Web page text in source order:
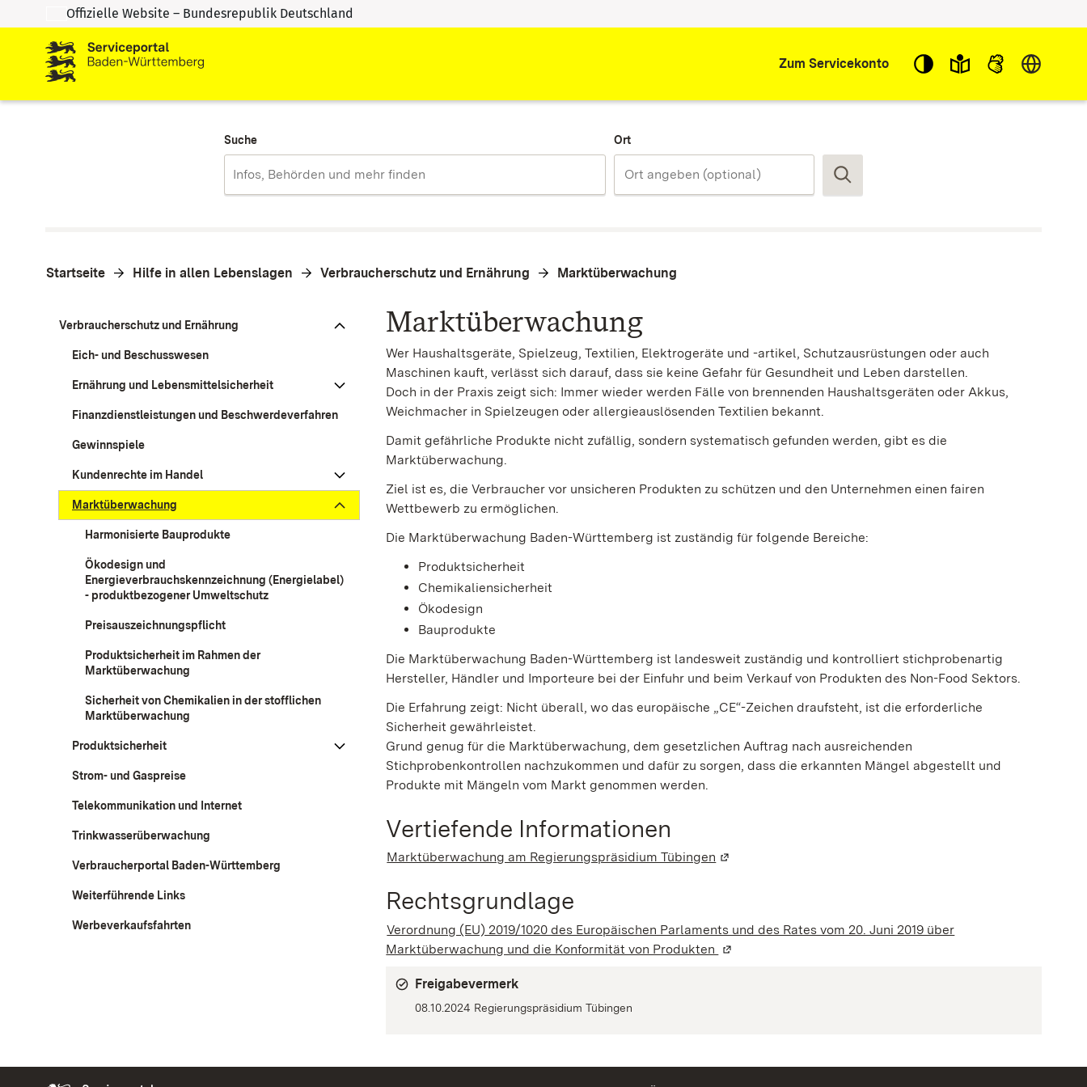
Zum Inhalt springen
Zur Suche springen
Offizielle Website – Bundesrepublik Deutschland
Zum Servicekonto Sprache
Suche Ort
Suchen
Startseite Hilfe in allen Lebenslagen Verbraucherschutz und Ernährung Marktüberwachung
Verbraucherschutz und Ernährung
Eich- und Beschusswesen
Ernährung und Lebensmittelsicherheit
Finanzdienstleistungen und Beschwerdeverfahren
Gewinnspiele
Kundenrechte im Handel
Marktüberwachung
Harmonisierte Bauprodukte
Ökodesign und
Energieverbrauchskennzeichnung (Energielabel)
- produktbezogener Umweltschutz
Preisauszeichnungspflicht
Produktsicherheit im Rahmen der
Marktüberwachung
Sicherheit von Chemikalien in der stofflichen
Marktüberwachung
Produktsicherheit
Strom- und Gaspreise
Telekommunikation und Internet
Trinkwasserüberwachung
Verbraucherportal Baden-Württemberg
Weiterführende Links
Werbeverkaufsfahrten
Marktüberwachung
Wer Haushaltsgeräte, Spielzeug, Textilien, Elektrogeräte und -artikel, Schutzausrüstungen oder auch
Maschinen kauft, verlässt sich darauf, dass sie keine Gefahr für Gesundheit und Leben darstellen.
Doch in der Praxis zeigt sich: Immer wieder werden Fälle von brennenden Haushaltsgeräten oder Akkus,
Weichmacher in Spielzeugen oder allergieauslösenden Textilien bekannt.
Damit gefährliche Produkte nicht zufällig, sondern systematisch gefunden werden, gibt es die
Marktüberwachung.
Ziel ist es, die Verbraucher vor unsicheren Produkten zu schützen und den Unternehmen einen fairen
Wettbewerb zu ermöglichen.
Die Marktüberwachung Baden-Württemberg ist zuständig für folgende Bereiche:
Produktsicherheit
Chemikaliensicherheit
Ökodesign
Bauprodukte
Die Marktüberwachung Baden-Württemberg ist landesweit zuständig und kontrolliert stichprobenartig
Hersteller, Händler und Importeure bei der Einfuhr und beim Verkauf von Produkten des Non-Food Sektors.
Die Erfahrung zeigt: Nicht überall, wo das europäische „CE“-Zeichen draufsteht, ist die erforderliche
Sicherheit gewährleistet.
Grund genug für die Marktüberwachung, dem gesetzlichen Auftrag nach ausreichenden
Stichprobenkontrollen nachzukommen und dafür zu sorgen, dass die erkannten Mängel abgestellt und
Produkte mit Mängeln vom Markt genommen werden.
Vertiefende Informationen
Marktüberwachung am Regierungspräsidium Tübingen (Wird in einem neuen Fenster geöffnet)
Rechtsgrundlage
Verordnung (EU) 2019/1020 des Europäischen Parlaments und des Rates vom 20. Juni 2019 über
Marktüberwachung und die Konformität von Produkten (Wird in einem neuen Fenster geöffnet)
Freigabevermerk
08.10.2024 Regierungspräsidium Tübingen